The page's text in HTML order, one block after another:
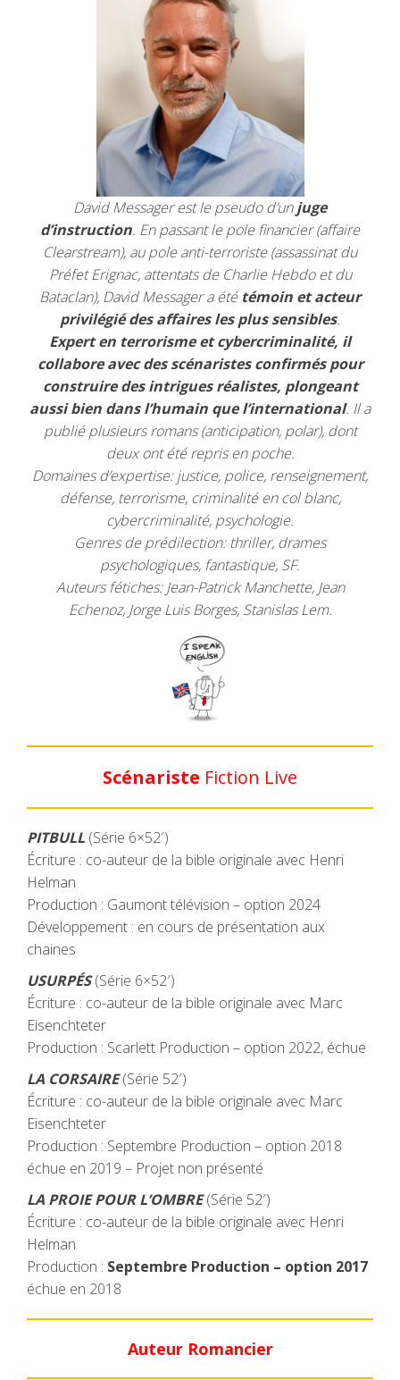
David Messager est le pseudo d’unjuge
d’instruction. En passant le pole financier (affaire
Clearstream), au pole anti-terroriste (assassinat du
Préfet Erignac, attentats de Charlie Hebdo et du
Bataclan), David Messager a été témoin et acteur
privilégié des affaires les plus sensibles.
Expert en terrorisme et cybercriminalité, il
collabore avec des scénaristes confirmés pour
construire des intrigues réalistes, plongeant
aussi bien dans l’humain que l’international. Il a
publié plusieurs romans (anticipation, polar), dont
deux ont été repris en poche.
Domaines d’expertise: justice, police, renseignement,
défense, terrorisme, criminalité en col blanc,
cybercriminalité, psychologie.
Genres de prédilection: thriller, drames
psychologiques, fantastique, SF.
Auteurs fétiches: Jean-Patrick Manchette, Jean
Echenoz, Jorge Luis Borges, Stanislas Lem.
Scénariste Fiction Live
PITBULL (Série 6×52′)
Écriture : co-auteur de la bible originale avec Henri
Helman
Production : Gaumont télévision – option 2024
Développement : en cours de présentation aux
chaines
USURPÉS (Série 6×52′)
Écriture : co-auteur de la bible originale avec Marc
Eisenchteter
Production : Scarlett Production – option 2022, échue
LA CORSAIRE (Série 52′)
Écriture : co-auteur de la bible originale avec Marc
Eisenchteter
Production : Septembre Production – option 2018
échue en 2019 – Projet non présenté
LA PROIE POUR L’OMBRE(Série 52′)
Écriture : co-auteur de la bible originale avec Henri
Helman
Production : Septembre Production – option 2017
échue en 2018
Auteur Romancier